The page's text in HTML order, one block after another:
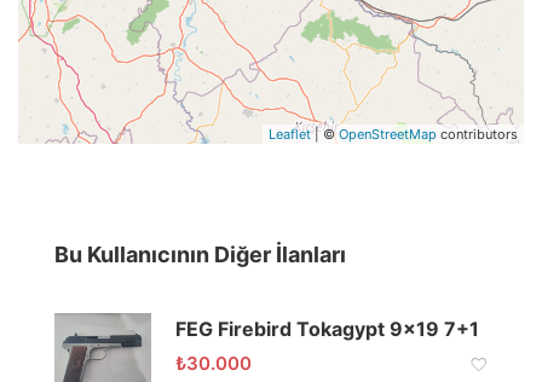
Leaflet| ©OpenStreetMap contributors
Bu Kullanıcının Diğer İlanları
FEG Firebird Tokagypt 9×19 7+1
₺30.000